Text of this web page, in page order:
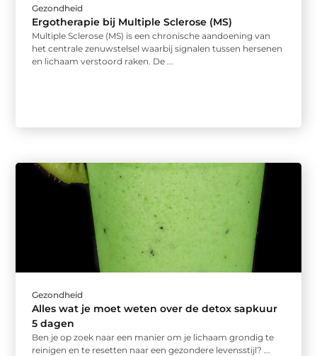
Gezondheid
Ergotherapie bij Multiple Sclerose (MS)
Multiple Sclerose (MS) is een chronische aandoening van
het centrale zenuwstelsel waarbij signalen tussen hersenen
en lichaam verstoord raken. De ...
Gezondheid
Alles wat je moet weten over de detox sapkuur
5 dagen
Ben je op zoek naar een manier om je lichaam grondig te
reinigen en te resetten naar een gezondere levensstijl? ...